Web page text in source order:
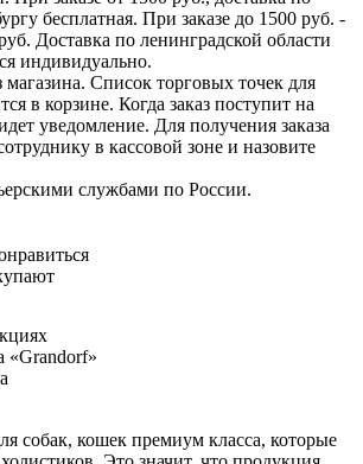
бесплатная. При заказе до 1500 руб. -
Доставка по ленинградской области
индивидуально.
Список торговых точек для
в корзине. Когда заказ поступит на
уведомление. Для получения заказа
в кассовой зоне и назовите
службами по России.
«Grandorf»
собак, кошек премиум класса, которые